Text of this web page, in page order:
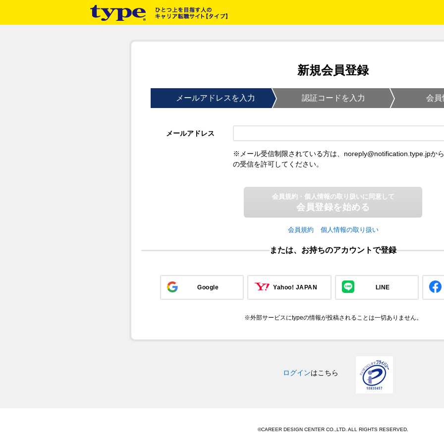
新規会員登録
メールアドレスを入力 認証コードを入力 会員
メールアドレス
※メール受信制限されている方は、noreply@notification.type.jpから
の受信を許可してください。
会員規約・個人情報の取り扱いに同意して
会員登録を始める
会員規約 個人情報の取り扱い
または、お持ちのアカウントで登録
Google Yahoo! JAPAN LINE
※外部サービスにtypeの情報が投稿されることは一切ありません。
ログインはこちら
©CAREER DESIGN CENTER CO.,LTD. ALL RIGHTS RESERVED.